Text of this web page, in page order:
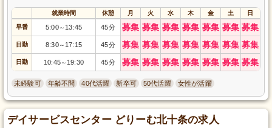
就業時間 休憩 月 火 水 木 金 土 日
早番 5:00～ 13:45 45分 募集 募集 募集 募集 募集 募集 募集
日勤 8:30～ 17:15 45分 募集 募集 募集 募集 募集 募集 募集
日勤 10:45～ 19:30 45分 募集 募集 募集 募集 募集 募集 募集
未経験可 年齢不問 40代活躍 新卒可 50代活躍 女性が活躍
デイサービスセンター どりーむ北十条の求人